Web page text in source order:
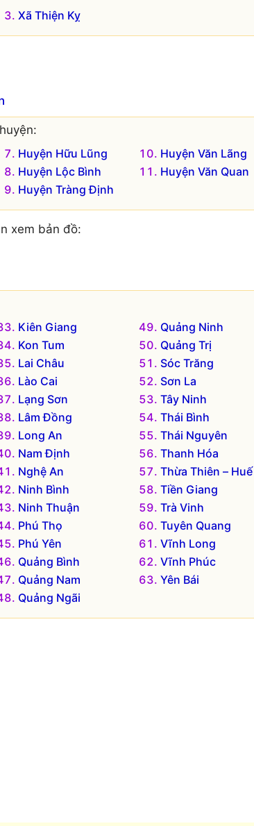
Xã Thiện Kỵ
Huyện Hữu Lũng
Huyện Lộc Bình
Huyện Tràng Định
Huyện Văn Lãng
Huyện Văn Quan
xem bản đồ:
Kiên Giang
Kon Tum
Lai Châu
Lào Cai
Lạng Sơn
Lâm Đồng
Long An
Nam Định
Nghệ An
Ninh Bình
Ninh Thuận
Phú Thọ
Phú Yên
Quảng Bình
Quảng Nam
Quảng Ngãi
Quảng Ninh
Quảng Trị
Sóc Trăng
Sơn La
Tây Ninh
Thái Bình
Thái Nguyên
Thanh Hóa
Thừa Thiên – Huế
Tiền Giang
Trà Vinh
Tuyên Quang
Vĩnh Long
Vĩnh Phúc
Yên Bái